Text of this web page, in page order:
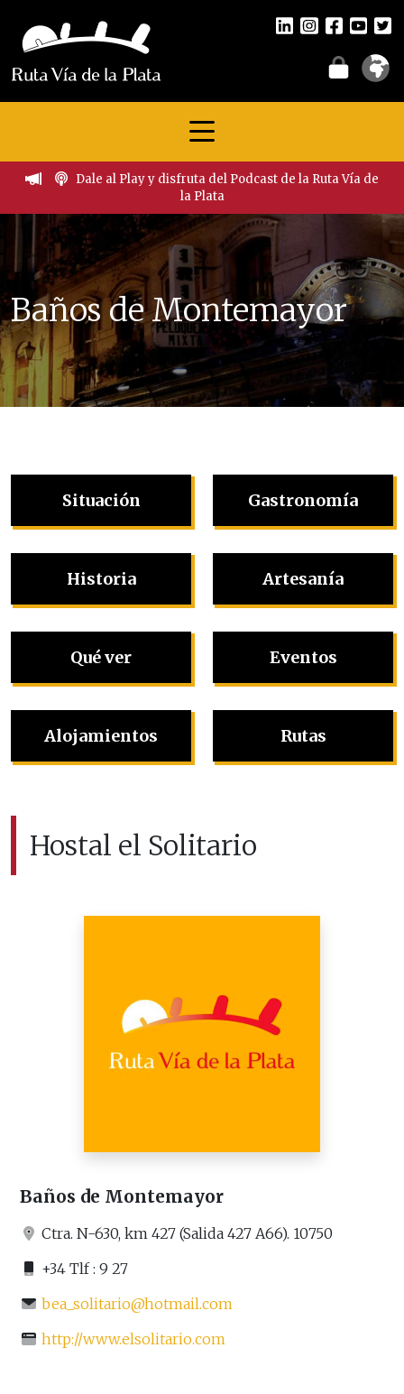
Dale al Play y disfruta del Podcast de la Ruta Vía de
la Plata
Baños de Montemayor
Situación
Historia
Qué ver
Alojamientos
Gastronomía
Artesanía
Eventos
Rutas
Hostal el Solitario
Baños de Montemayor
Ctra. N-630, km 427 (Salida 427 A66). 10750
+34 Tlf : 9 27
bea_solitario@hotmail.com
http://www.elsolitario.com